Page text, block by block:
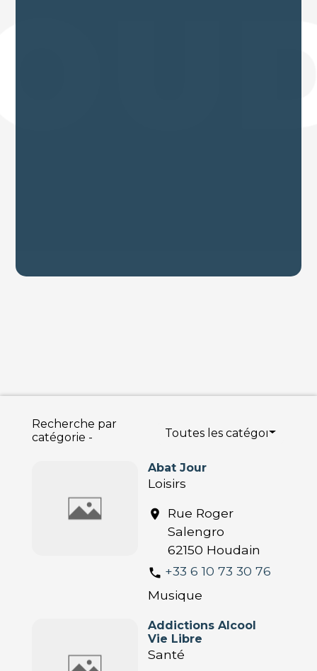
Recherche par
catégorie -
Toutes les catégories
Abat Jour
Loisirs
location_on
Rue Roger
Salengro
62150 Houdain
phone +33 6 10 73 30 76
Musique
Addictions Alcool
Vie Libre
Santé